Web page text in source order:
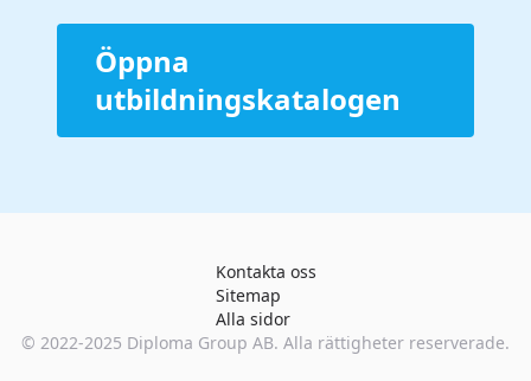
Öppna
utbildningskatalogen
Kontakta oss
Sitemap
Alla sidor
© 2022-2025 Diploma Group AB. Alla rättigheter reserverade.